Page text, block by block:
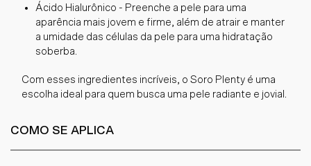
Ácido Hialurônico - Preenche a pele para uma
aparência mais jovem e firme, além de atrair e manter
a umidade das células da pele para uma hidratação
soberba.
Com esses ingredientes incríveis, o Soro Plenty é uma
escolha ideal para quem busca uma pele radiante e jovial.
COMO SE APLICA